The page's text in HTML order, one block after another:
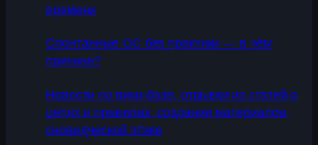
времени
Спонтанные ОС без практики — в чём
причина?
Новости по вики-базе, отрывки из статей о
целях и правилах, создании материалов,
сновидческой этике